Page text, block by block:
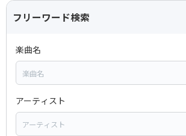
フリーワード検索
楽曲名
アーティスト